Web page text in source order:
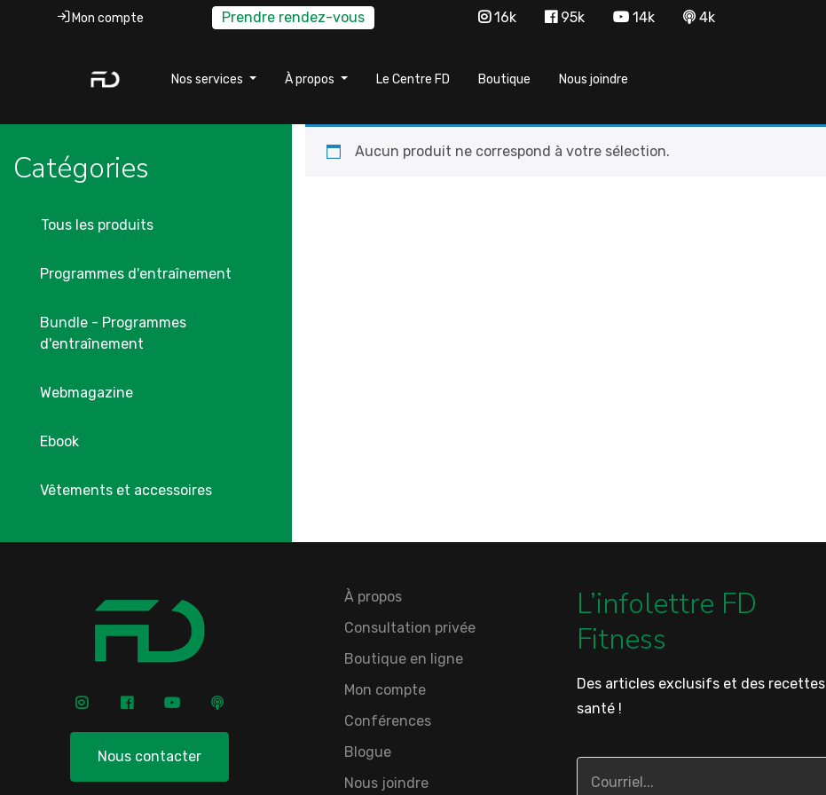
Mon compte Prendre rendez-vous 16k 95k 14k 4k
Nos services À propos Le Centre FD Boutique Nous joindre
Catégories
Tous les produits
Programmes d'entraînement
Bundle - Programmes
d'entraînement
Webmagazine
Ebook
Vêtements et accessoires
Aucun produit ne correspond à votre sélection.
Nous contacter
À propos
Consultation privée
Boutique en ligne
Mon compte
Conférences
Blogue
Nous joindre
L’infolettre FD
Fitness
Des articles exclusifs et des recettes
santé !